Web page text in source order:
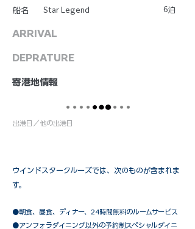
船名 Star Legend 6泊
ARRIVAL
DEPRATURE
​寄港地情報
出港日／他の出港日
ウインドスタークルーズでは、次のものが含まれま
す。
●朝食、昼食、ディナー、24時間無料のルームサービス
​●アンフォラダイニング以外の予約制スペシャルダイニ